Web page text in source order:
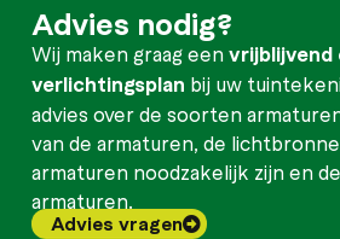
Advies nodig?
Wij maken graag eenvrijblijvend
verlichtingsplan bij uw
advies over de soorten
van de armaturen, de
armaturen noodzakelijk zijn en
armaturen.
Advies vragen